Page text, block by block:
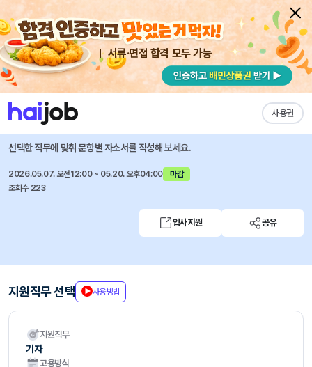
서류·면접 합격 모두 가능
사용권
채용공고 자소서 자유항목 자소서 내 작성목록
한국일보 즐겨찾기
견습기자 공개채용(~5/20)
선택한 직무에 맞춰 문항별 자소서를 작성해 보세요.
2026.05.07. 오전12:00 ~ 05.20. 오후04:00
마감
조회수 223
입사지원 공유
지원직무 선택 사용방법
지원직무
기자
고용방식